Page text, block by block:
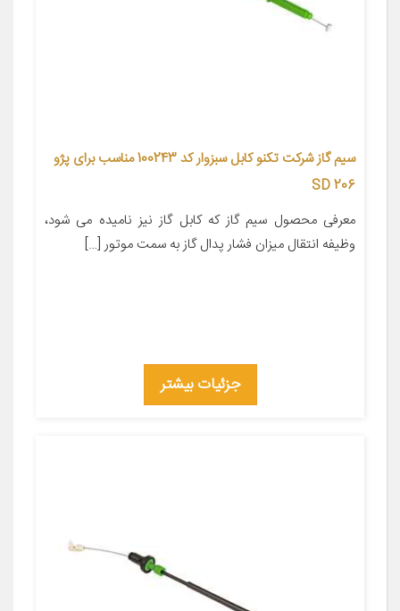
سیم گاز شرکت تکنو کابل سبزوار کد 100243 مناسب برای پژو
206 SD
معرفی محصول سیم گاز که کابل گاز نیز نامیده می شود،
وظیفه انتقال میزان فشار پدال گاز به سمت موتور […]
جزئیات بیشتر